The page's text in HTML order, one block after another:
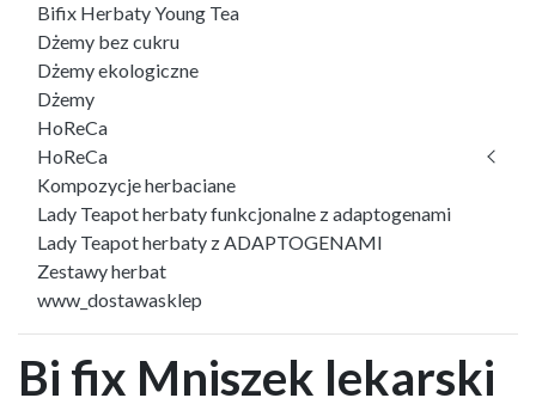
Bifix Herbaty Young Tea
Dżemy bez cukru
Dżemy ekologiczne
Dżemy
HoReCa
HoReCa
Kompozycje herbaciane
Lady Teapot herbaty funkcjonalne z adaptogenami
Lady Teapot herbaty z ADAPTOGENAMI
Zestawy herbat
www_dostawasklep
Bi fix Mniszek lekarski